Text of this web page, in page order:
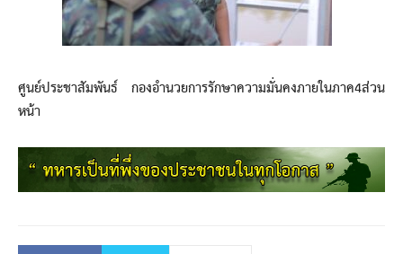
ศูนย์ประชาสัมพันธ์ กองอำนวยการรักษาความมั่นคงภายในภาค4ส่วน
หน้า